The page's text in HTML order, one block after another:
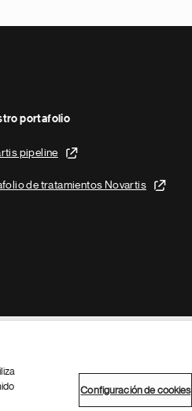
portafolio
pipeline
de tratamientos Novartis
Site Search
Configuración de cookies